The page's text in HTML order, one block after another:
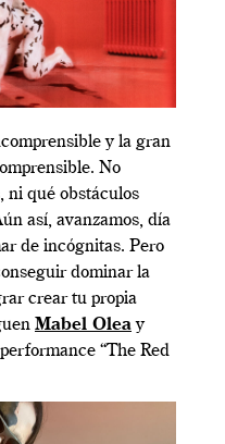
y la gran
No
ni qué obstáculos
así, avanzamos, día
de incógnitas. Pero
dominar la
crear tu propia
Mabel Oleay
“The Red